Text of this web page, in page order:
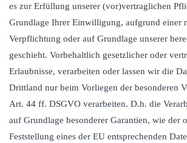
es zur Erfüllung unserer (vor)vertraglichen
Grundlage Ihrer Einwilligung, aufgrund einer
Verpflichtung oder auf Grundlage unserer
geschieht. Vorbehaltlich gesetzlicher oder
Erlaubnisse, verarbeiten oder lassen wir die
Drittland nur beim Vorliegen der besonderen
Art. 44 ff. DSGVO verarbeiten. D.h. die
auf Grundlage besonderer Garantien, wie der
Feststellung eines der EU entsprechenden